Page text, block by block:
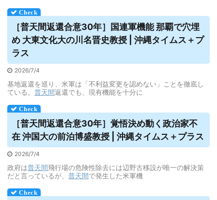
［普天間返還合意30年］国連軍機能 那覇で穴埋
め 大東文化大の川名晋史教授 | 沖縄タイムス＋プ
ラス
2026/7/4
基地返還を巡り、米軍は「不利益変更を認めない」ことを徹底し
ている。 普天間返還でも、現有機能を十分に
［普天間返還合意30年］覚悟決め動く政治家不
在 沖国大の前泊博盛教授 | 沖縄タイムス＋プラス
2026/7/4
政府は普天間飛行場の危険性除去には辺野古移設が唯一の解決策
だと言っているが、 普天間で発生した米軍機